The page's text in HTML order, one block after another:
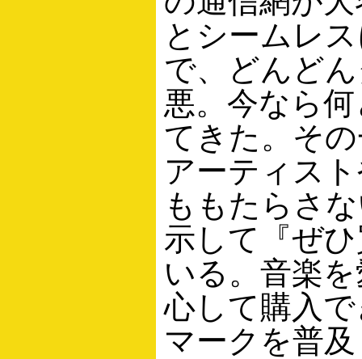
とシームレ
で、どんど
悪。今なら
てきた。そ
アーティス
ももたらさ
示して『ぜ
いる。音楽
心して購入
マークを普